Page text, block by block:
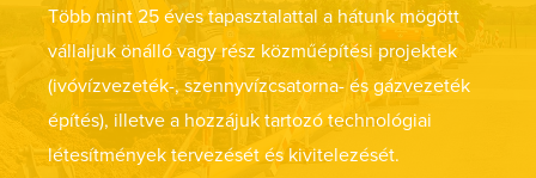
Több mint 25 éves tapasztalattal a hátunk mögött
vállaljuk önálló vagy rész közműépítési projektek
(ivóvízvezeték-, szennyvízcsatorna- és gázvezeték
építés), illetve a hozzájuk tartozó technológiai
létesítmények tervezését és kivitelezését.